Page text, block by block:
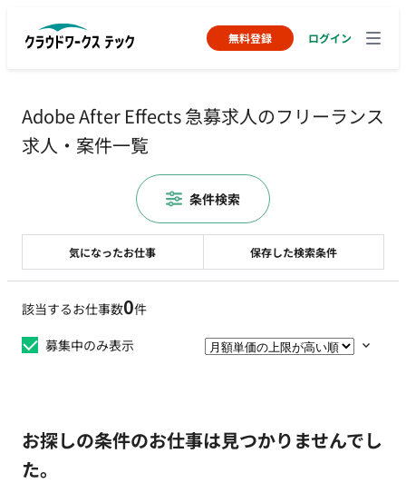
無料登録 ログイン
Adobe After Effects 急募求人のフリーランス
求人・案件一覧
該当するお仕事数0件
募集中のみ表示
お探しの条件のお仕事は見つかりませんでし
た。
気になったお仕事 保存した検索条件
条件検索